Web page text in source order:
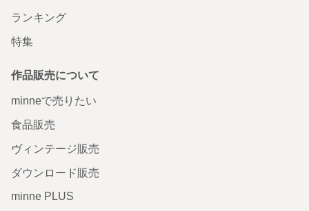
ランキング
特集
作品販売について
minneで売りたい
食品販売
ヴィンテージ販売
ダウンロード販売
minne PLUS